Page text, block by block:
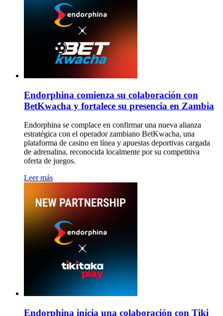
Endorphina comienza su colaboración con
BetKwacha y fortalece su presencia en Zambia
Endorphina se complace en confirmar una nueva alianza
estratégica con el operador zambiano BetKwacha, una
plataforma de casino en línea y apuestas deportivas cargada
de adrenalina, reconocida localmente por su competitiva
oferta de juegos.
Leer más
Endorphina inicia una colaboración con Tiki